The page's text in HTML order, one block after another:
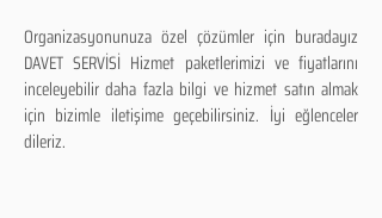
Organizasyonunuza özel çözümler için buradayız
DAVET SERVİSİ Hizmet paketlerimizi ve fiyatlarını
inceleyebilir daha fazla bilgi ve hizmet satın almak
için bizimle iletişime geçebilirsiniz. İyi eğlenceler
dileriz.